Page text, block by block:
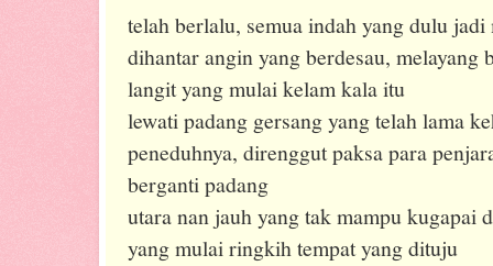
telah berlalu, semua indah yang dulu
dihantar angin yang berdesau, melayang
langit yang mulai kelam kala itu
lewati padang gersang yang telah lama
peneduhnya, direnggut paksa para
berganti padang
utara nan jauh yang tak mampu kugapai
yang mulai ringkih tempat yang dituju